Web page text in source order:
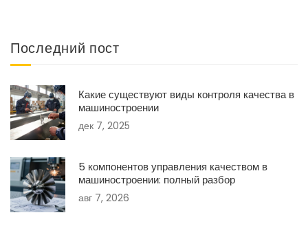
Последний пост
Какие существуют виды контроля качества в
машиностроении
дек 7, 2025
5 компонентов управления качеством в
машиностроении: полный разбор
авг 7, 2026